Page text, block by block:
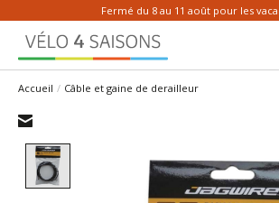
Fermé du 8 au 11 août pour les
Accueil / Câble et gaine de derailleur